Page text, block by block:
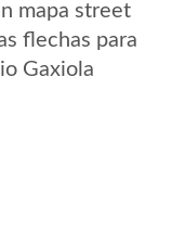
mapa street
flechas para
Gaxiola